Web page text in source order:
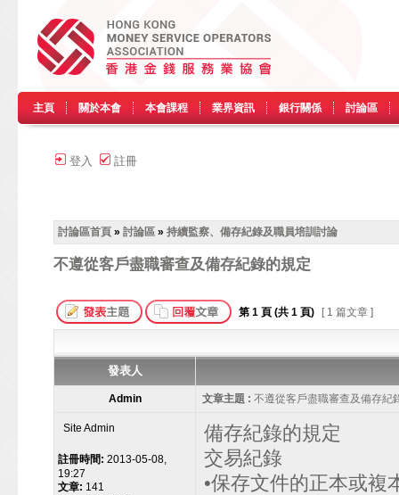
主頁 關於本會 本會課程 業界資訊 銀行關係 討論區
登入 註冊
討論區首頁 » 討論區 » 持續監察、備存紀錄及職員培訓討論
不遵從客戶盡職審查及備存紀錄的規定
第 1 頁 (共 1 頁) [ 1 篇文章 ]
發表人
Admin 文章主題 : 不遵從客戶盡職審查及備存紀
Site Admin
註冊時間: 2013-05-08,
19:27
文章: 141
備存紀錄的規定
交易紀錄
•保存文件的正本或複